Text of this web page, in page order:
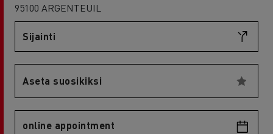
95100 ARGENTEUIL
Sijainti
Aseta suosikiksi
online appointment